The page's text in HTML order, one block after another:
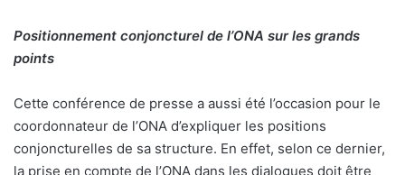
Positionnement conjoncturel de l’ONA sur les grands
points
Cette conférence de presse a aussi été l’occasion pour le
coordonnateur de l’ONA d’expliquer les positions
conjoncturelles de sa structure. En effet, selon ce dernier,
la prise en compte de l’ONA dans les dialogues doit être